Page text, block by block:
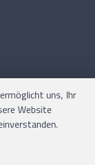
uns, Ihr
Website